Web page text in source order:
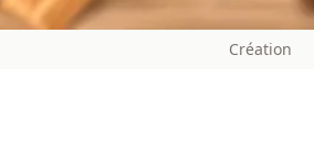
Création